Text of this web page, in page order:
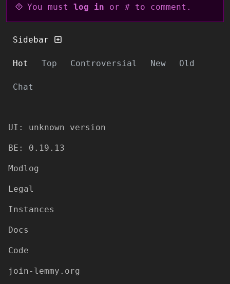
You must log in or # to comment.
Sidebar
Hot Top Controversial New Old
Chat
UI: unknown version
BE: 0.19.13
Modlog
Legal
Instances
Docs
Code
join-lemmy.org